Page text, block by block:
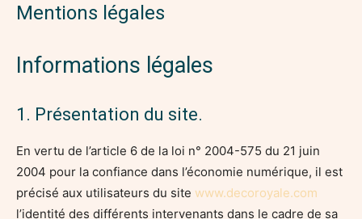
Mentions légales
Informations légales
1. Présentation du site.
En vertu de l’article 6 de la loi n° 2004-575 du 21 juin
2004 pour la confiance dans l’économie numérique, il est
précisé aux utilisateurs du site www.decoroyale.com
l’identité des différents intervenants dans le cadre de sa